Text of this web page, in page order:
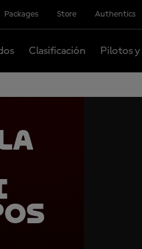
Packages Store Authentics
Clasificación Pilotos